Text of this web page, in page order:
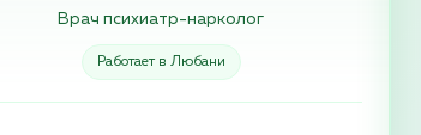
Врач психиатр-нарколог
Работает в Любани